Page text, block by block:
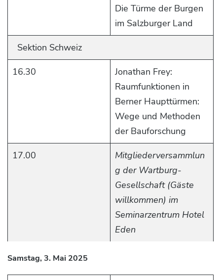
Die Türme der Burgen
im Salzburger Land
Sektion Schweiz
16.30
Jonathan Frey:
Raumfunktionen in
Berner Haupttürmen:
Wege und Methoden
der Bauforschung
17.00
Mitgliederversammlun
g der Wartburg-
Gesellschaft (Gäste
willkommen) im
Seminarzentrum Hotel
Eden
Samstag, 3. Mai 2025